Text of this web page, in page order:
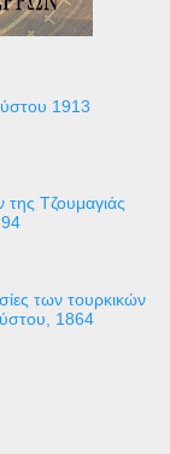
1913
της Τζουμαγιάς
των τουρκικών
1864